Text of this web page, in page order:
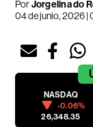
PorJorgelina do
04 de junio, 2026 |
NASDAQ
-0.06%
26,348.35